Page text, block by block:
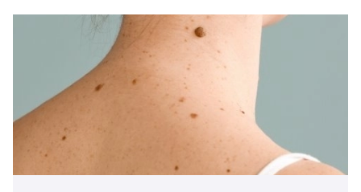
ogólny stan skóry i może prowadzić do przebarwień.
Dermokosmetyki z wysokim SPF stają się więc
fundamentem profilaktyki – to one budują pierwszą
barierę ochronną, wspierając zdrową skórę oraz
zachowanie jej naturalnej elastyczności i kolorytu.
Warto pamiętać, że zdrowa cera to efekt
konsekwentnych działań, a nie szybkich rozwiązań
stosowanych od czasu do czasu.